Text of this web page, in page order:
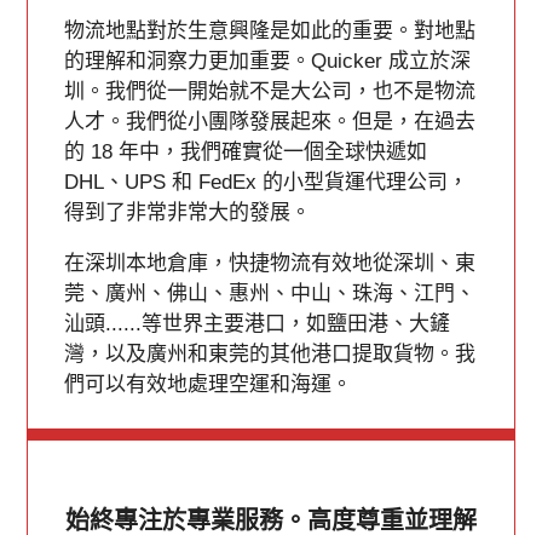
物流地點對於生意興隆是如此的重要。對地點
的理解和洞察力更加重要。Quicker 成立於深
圳。我們從一開始就不是大公司，也不是物流
人才。我們從小團隊發展起來。但是，在過去
的 18 年中，我們確實從一個全球快遞如
DHL、UPS 和 FedEx 的小型貨運代理公司，
得到了非常非常大的發展。
在深圳本地倉庫，快捷物流有效地從深圳、東
莞、廣州、佛山、惠州、中山、珠海、江門、
汕頭......等世界主要港口，如鹽田港、大鏟
灣，以及廣州和東莞的其他港口提取貨物。我
們可以有效地處理空運和海運。
始終專注於專業服務。高度尊重並理解